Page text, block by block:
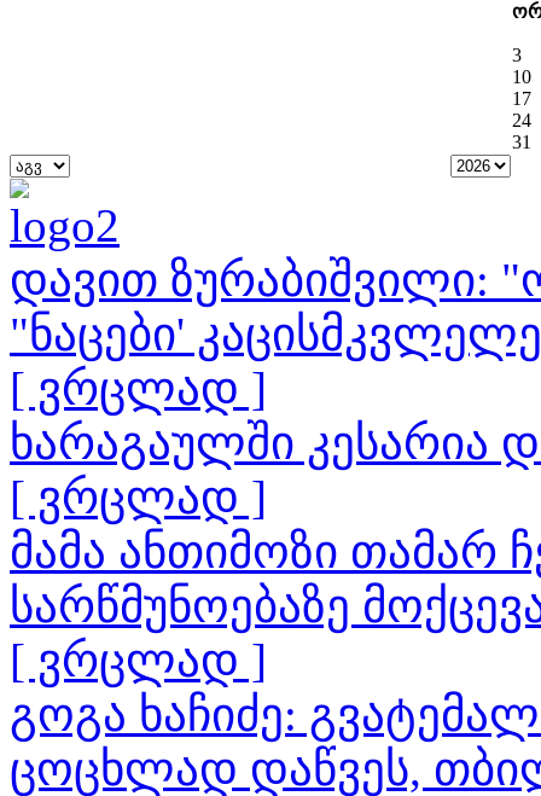
3
10
17
24
31
დავით ზურაბიშვილი:
"ნაცები'
[ ვრცლად ]
ხარაგაულში კესარია
[ ვრცლად ]
მამა ანთიმოზი თამარ
სარწმუნოებაზე
[ ვრცლად ]
გოგა ხაჩიძე:
ცოცხლად დაწვეს,